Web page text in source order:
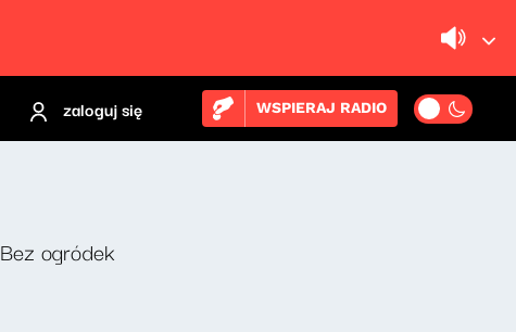
zaloguj się WSPIERAJ RADIO
Bez ogródek